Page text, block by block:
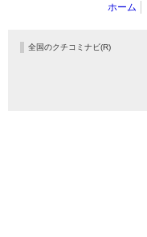
ホーム
全国のクチコミナビ(R)